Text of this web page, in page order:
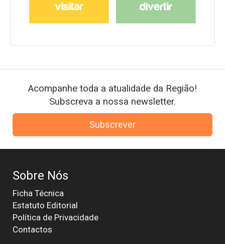
Acompanhe toda a atualidade da Região!
Subscreva a nossa newsletter.
Subscrever
Sobre Nós
Ficha Técnica
Estatuto Editorial
Política de Privacidade
Contactos